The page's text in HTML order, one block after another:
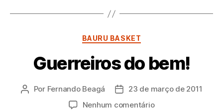
Categorias
BAURU BASKET
Guerreiros do bem!
Autor
Por Fernando Beagá
Data23 de março de 2011
Nenhum comentárioem